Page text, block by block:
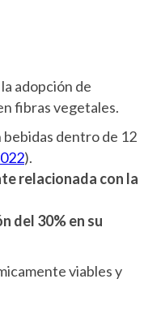
adopción de
fibras vegetales.
bebidas dentro de 12
).
relacionada con la
del 30% en su
viables y